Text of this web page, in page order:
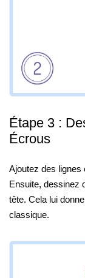
Étape 3 :
Écrous
Ajoutez des lignes
Ensuite, dessinez
tête. Cela lui
classique.